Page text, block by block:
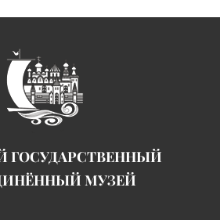
ГОСУДАРСТВЕННЫЙ
МУЗЕЙ